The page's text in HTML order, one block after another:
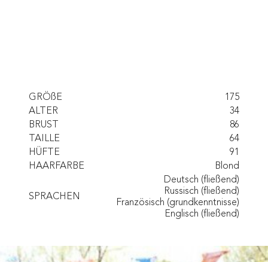
GRÖßE
175
ALTER
34
BRUST
86
TAILLE
64
HÜFTE
91
HAARFARBE
Blond
SPRACHEN
Deutsch (fließend)
Russisch (fließend)
Französisch (grundkenntnisse)
Englisch (fließend)